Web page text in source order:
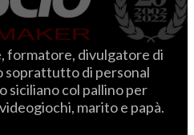
formatore, divulgatore di
soprattutto di personal
siciliano col pallino per
marito e papà.